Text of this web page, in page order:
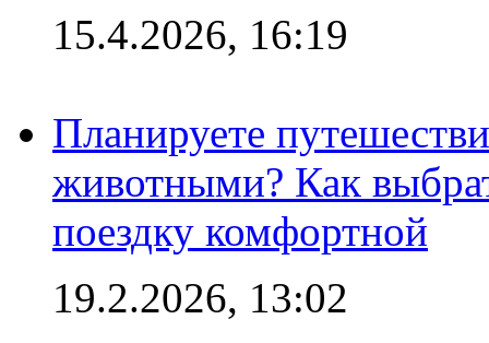
15.4.2026, 16:19
Планируете
животными? Как
поездку комфортной
19.2.2026, 13:02